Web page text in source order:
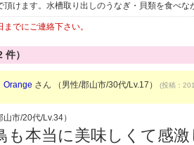
頂けます。水槽取り出しのうなぎ・貝類を食べ
でにご連絡下さい。
件）
Orange さん （男性/郡山市/30代/Lv.17） (投稿：
市/20代/Lv.34）
も本当に美味しくて感